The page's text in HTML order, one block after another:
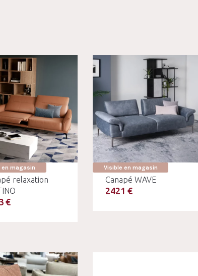
en magasin
relaxation
€
Visible en magasin
Canapé WAVE
2421 €